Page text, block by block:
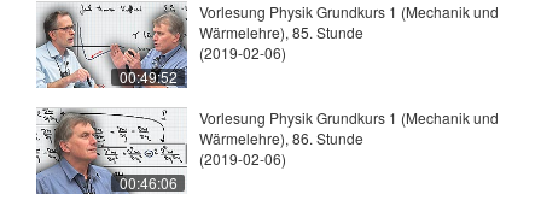
00:49:52
Vorlesung Physik Grundkurs 1 (Mechanik und
Wärmelehre), 85. Stunde
(2019-02-06)
00:46:06
Vorlesung Physik Grundkurs 1 (Mechanik und
Wärmelehre), 86. Stunde
(2019-02-06)